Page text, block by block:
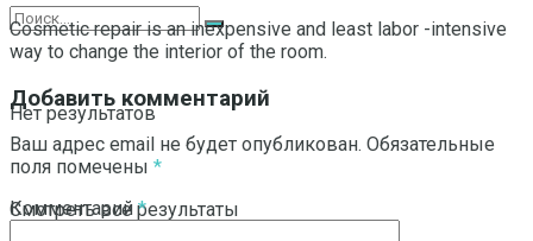
Нет результатов
Смотреть все результаты
Cosmetic repair is an inexpensive and least labor -intensive
way to change the interior of the room.
Добавить комментарий
Ваш адрес email не будет опубликован. Обязательные
поля помечены *
Комментарий*